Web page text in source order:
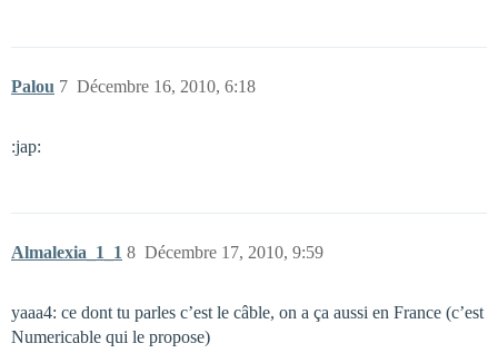
Palou Décembre 16, 2010, 6:18
7
:jap:
Almalexia_1_1 Décembre 17, 2010, 9:59
8
yaaa4: ce dont tu parles c’est le câble, on a ça aussi en France (c’est
Numericable qui le propose)